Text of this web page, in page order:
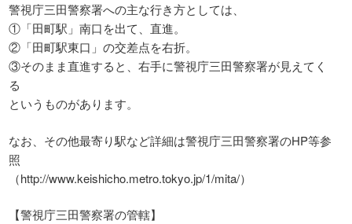
警視庁三田警察署への主な行き方としては、
①「田町駅」南口を出て、直進。
②「田町駅東口」の交差点を右折。
③そのまま直進すると、右手に警視庁三田警察署が見えてく
る
というものがあります。
なお、その他最寄り駅など詳細は警視庁三田警察署のHP等参
照
（http://www.keishicho.metro.tokyo.jp/1/mita/）
【警視庁三田警察署の管轄】